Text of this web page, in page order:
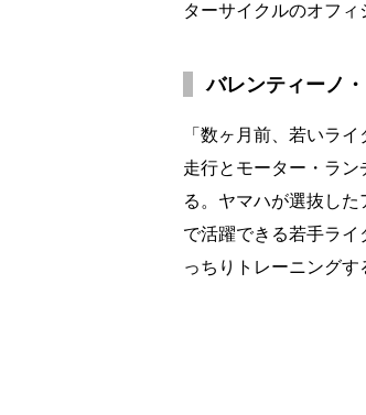
ターサイクルのオフィ
バレンティーノ
「数ヶ月前、若いラ
走行とモーター・ラ
る。ヤマハが選抜し
で活躍できる若手ラ
っちりトレーニングす